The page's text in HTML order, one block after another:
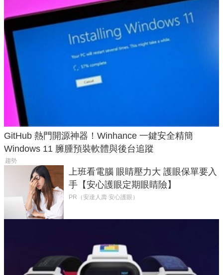
GitHub 熱門開源神器！Winhance 一鍵安全精簡
Windows 11 臃腫預裝軟體與後台追蹤
趨勢
上班看電腦 眼睛壓力大 護眼保單要入
手【安心護眼定期眼睛險】
PR（安達人壽 安心護眼）